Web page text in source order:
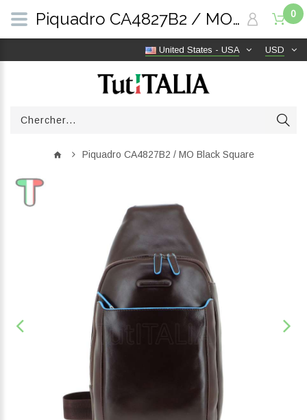
USD
United States - USA
0
Piquadro CA4827B2 / MO Black Square
Piquadro CA4827B2 / MO Black Square | TutITALIA